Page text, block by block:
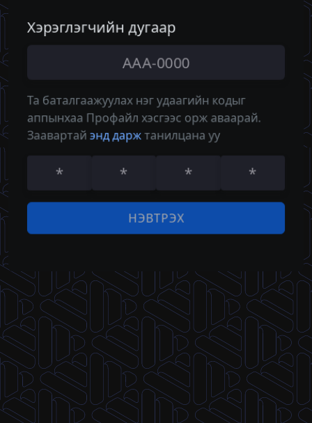
Хэрэглэгчийн дугаар
Та баталгаажуулах нэг удаагийн кодыг
аппынхаа Профайл хэсгээс орж аваарай.
Заавартай энд даржтанилцана уу
НЭВТРЭХ
Нууц үг
НЭВТРЭХ